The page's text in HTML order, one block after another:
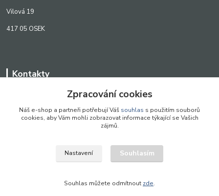
Vilová 19
417 05 OSEK
Kontakty
+420 776 242 909
WWW.SCANLED.CZ 2022
Zpracování cookies
Náš e-shop a partneři potřebují Váš souhlas s použitím souborů
cookies, aby Vám mohli zobrazovat informace týkající se Vašich
zájmů.
Nastavení Souhlasím
Souhlas můžete odmítnout zde.